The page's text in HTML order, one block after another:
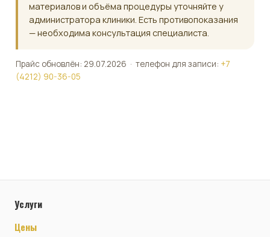
материалов и объёма процедуры уточняйте у
администратора клиники. Есть противопоказания
— необходима консультация специалиста.
Прайс обновлён: 29.07.2026 · телефон для записи: +7
(4212) 90-36-05
Услуги
Цены